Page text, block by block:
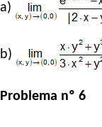
a)
b)
Problema nº 6